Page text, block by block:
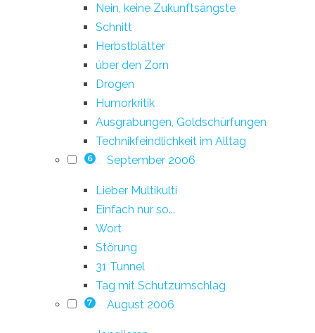
Nein, keine Zukunftsängste
Schnitt
Herbstblätter
über den Zorn
Drogen
Humorkritik
Ausgrabungen, Goldschürfungen
Technikfeindlichkeit im Alltag
6 September 2006
Lieber Multikulti
Einfach nur so...
Wort
Störung
31 Tunnel
Tag mit Schutzumschlag
7 August 2006